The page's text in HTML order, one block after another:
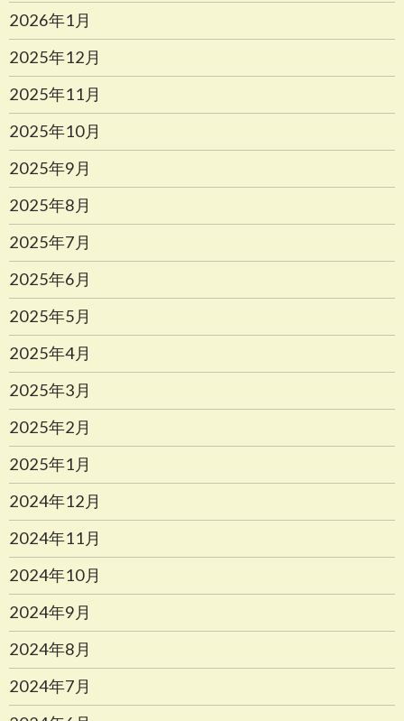
2026年1月
2025年12月
2025年11月
2025年10月
2025年9月
2025年8月
2025年7月
2025年6月
2025年5月
2025年4月
2025年3月
2025年2月
2025年1月
2024年12月
2024年11月
2024年10月
2024年9月
2024年8月
2024年7月